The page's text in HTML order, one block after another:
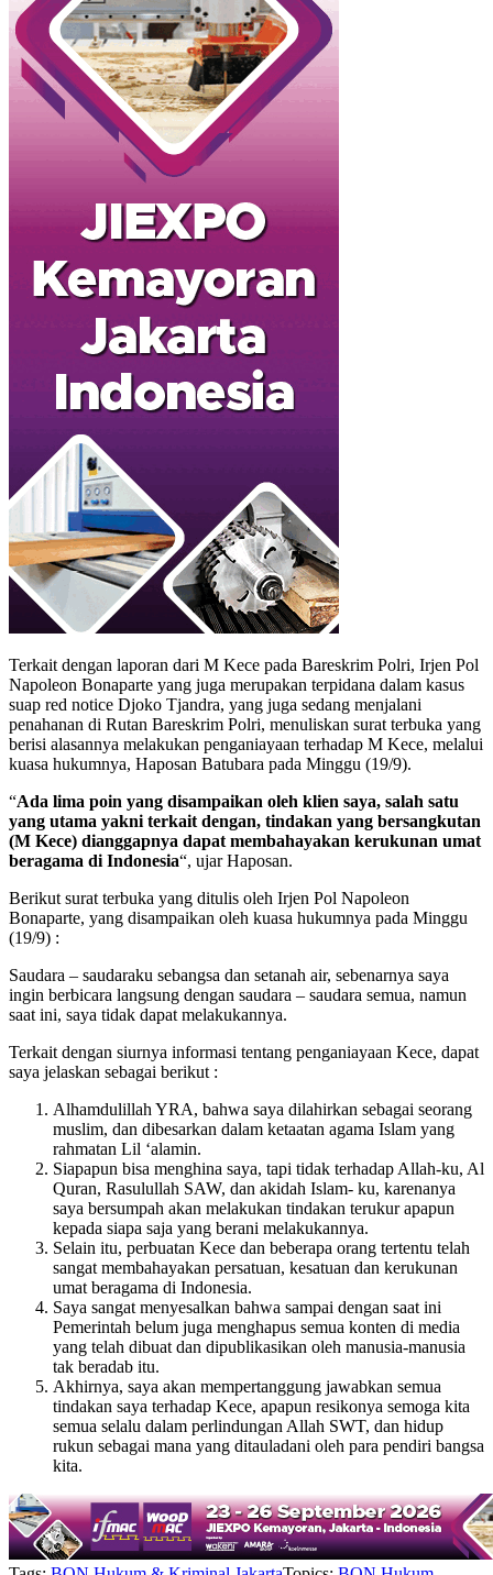
Terkait dengan laporan dari M Kece pada Bareskrim Polri, Irjen Pol
Napoleon Bonaparte yang juga merupakan terpidana dalam kasus
suap red notice Djoko Tjandra, yang juga sedang menjalani
penahanan di Rutan Bareskrim Polri, menuliskan surat terbuka yang
berisi alasannya melakukan penganiayaan terhadap M Kece, melalui
kuasa hukumnya, Haposan Batubara pada Minggu (19/9).
“Ada lima poin yang disampaikan oleh klien saya, salah satu
yang utama yakni terkait dengan, tindakan yang bersangkutan
(M Kece) dianggapnya dapat membahayakan kerukunan umat
beragama di Indonesia“, ujar Haposan.
Berikut surat terbuka yang ditulis oleh Irjen Pol Napoleon
Bonaparte, yang disampaikan oleh kuasa hukumnya pada Minggu
(19/9) :
Saudara – saudaraku sebangsa dan setanah air, sebenarnya saya
ingin berbicara langsung dengan saudara – saudara semua, namun
saat ini, saya tidak dapat melakukannya.
Terkait dengan siurnya informasi tentang penganiayaan Kece, dapat
saya jelaskan sebagai berikut :
Alhamdulillah YRA, bahwa saya dilahirkan sebagai seorang
muslim, dan dibesarkan dalam ketaatan agama Islam yang
rahmatan Lil ‘alamin.
Siapapun bisa menghina saya, tapi tidak terhadap Allah-ku, Al
Quran, Rasulullah SAW, dan akidah Islam- ku, karenanya
saya bersumpah akan melakukan tindakan terukur apapun
kepada siapa saja yang berani melakukannya.
Selain itu, perbuatan Kece dan beberapa orang tertentu telah
sangat membahayakan persatuan, kesatuan dan kerukunan
umat beragama di Indonesia.
Saya sangat menyesalkan bahwa sampai dengan saat ini
Pemerintah belum juga menghapus semua konten di media
yang telah dibuat dan dipublikasikan oleh manusia-manusia
tak beradab itu.
Akhirnya, saya akan mempertanggung jawabkan semua
tindakan saya terhadap Kece, apapun resikonya semoga kita
semua selalu dalam perlindungan Allah SWT, dan hidup
rukun sebagai mana yang ditauladani oleh para pendiri bangsa
kita.